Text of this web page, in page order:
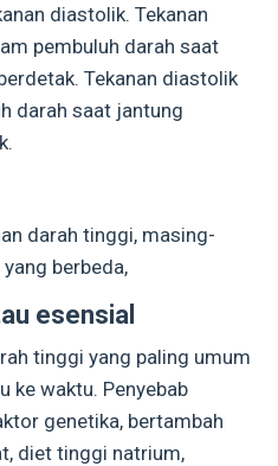
diastolik. Tekanan
pembuluh darah saat
Tekanan diastolik
darah saat jantung
darah tinggi, masing-
berbeda,
esensial
tinggi yang paling umum
ke waktu. Penyebab
genetika, bertambah
diet tinggi natrium,